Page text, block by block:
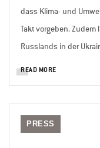
dass Klima- und
Takt vorgeben.
Russlands in der
READ MORE
PRESS